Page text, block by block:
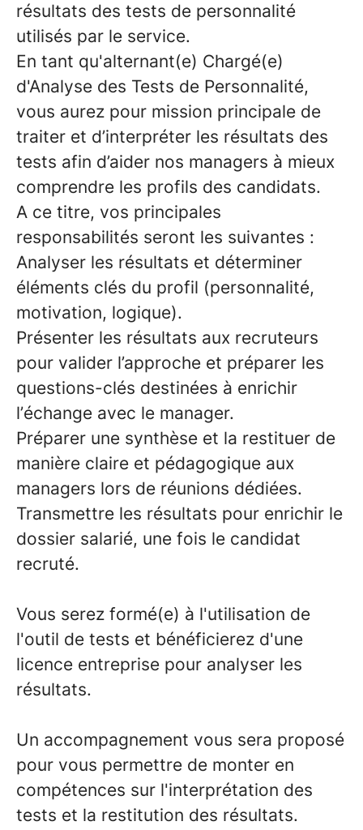
résultats des tests de personnalité
utilisés par le service.
En tant qu'alternant(e) Chargé(e)
d'Analyse des Tests de Personnalité,
vous aurez pour mission principale de
traiter et d’interpréter les résultats des
tests afin d’aider nos managers à mieux
comprendre les profils des candidats.
A ce titre, vos principales
responsabilités seront les suivantes :
Analyser les résultats et déterminer
éléments clés du profil (personnalité,
motivation, logique).
Présenter les résultats aux recruteurs
pour valider l’approche et préparer les
questions-clés destinées à enrichir
l’échange avec le manager.
Préparer une synthèse et la restituer de
manière claire et pédagogique aux
managers lors de réunions dédiées.
Transmettre les résultats pour enrichir le
dossier salarié, une fois le candidat
recruté.
Vous serez formé(e) à l'utilisation de
l'outil de tests et bénéficierez d'une
licence entreprise pour analyser les
résultats.
Un accompagnement vous sera proposé
pour vous permettre de monter en
compétences sur l'interprétation des
tests et la restitution des résultats.